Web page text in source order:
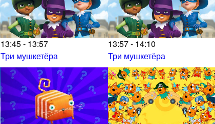
13:45 - 13:57
Три мушкетёра
13:57 - 14:10
Три мушкетёра